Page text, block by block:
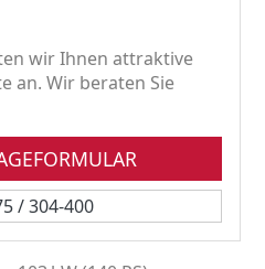
wir Ihnen attraktive
an. Wir beraten Sie
/ 304-400